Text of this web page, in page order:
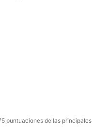
puntuaciones de las principales